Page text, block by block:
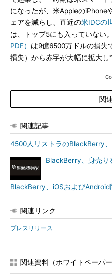
になったが、米AppleのiPhone
ェアを減らし、直近の米IDCの
は、トップ5にも入っていない。
PDF） は9億6500万ドルの損失
損失）から赤字が大幅に拡大し
関
関連記事
4500人リストラのBlackBerry
BlackBerry、身売り
BlackBerry、iOSおよび
関連リンク
プレスリリース
関連資料（ホワイトペーパー